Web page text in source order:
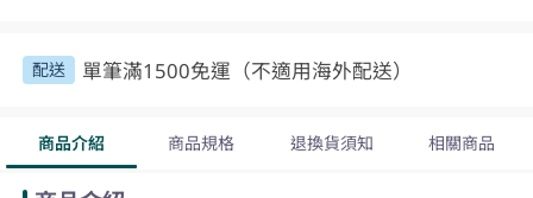
配送 單筆滿1500免運（不適用海外配送）
商品介紹 商品規格 退換貨須知 相關商品